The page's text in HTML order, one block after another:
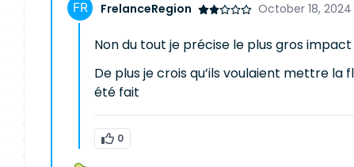
FrelanceRegion October 18, 2024
Non du tout je précise le plus gros
De plus je crois qu’ils voulaient mettre la
été fait
0